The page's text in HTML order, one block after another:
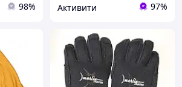
98% Активити 97%